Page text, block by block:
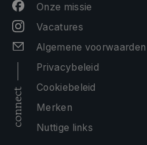
connect
Onze missie
Vacatures
Algemene voorwaarden
Privacybeleid
Cookiebeleid
Merken
Nuttige links